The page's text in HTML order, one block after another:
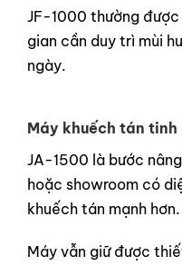
JF-1000 thường
gian cần duy trì mùi
ngày.
Máy khuếch tán
JA-1500 là bước
hoặc showroom có
khuếch tán mạnh hơn.
Máy vẫn giữ được